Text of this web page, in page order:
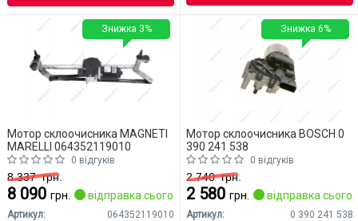
Мотор склоочисника MAGNETI
MARELLI 064352119010
0 відгуків
8 337грн.
8 090 грн. відправка сьогодні
Артикул:
064352119010
Знижка 3%
Мотор склоочисника BOSCH 0
390 241 538
0 відгуків
2 740грн.
2 580 грн. відправка
Артикул:
0 390 241 538
Знижка 6%